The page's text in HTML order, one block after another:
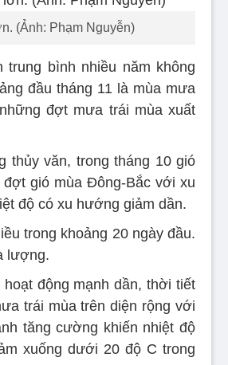
(Ảnh: Phạm Nguyễn)
bình nhiều năm không
đầu tháng 11 là mùa mưa
đợt mưa trái mùa xuất
thủy văn, trong tháng 10 gió
gió mùa Đông-Bắc với xu
độ có xu hướng giảm dần.
trong khoảng 20 ngày đầu.
lượng.
động mạnh dần, thời tiết
trái mùa trên diện rộng với
tăng cường khiến nhiệt độ
xuống dưới 20 độ C trong